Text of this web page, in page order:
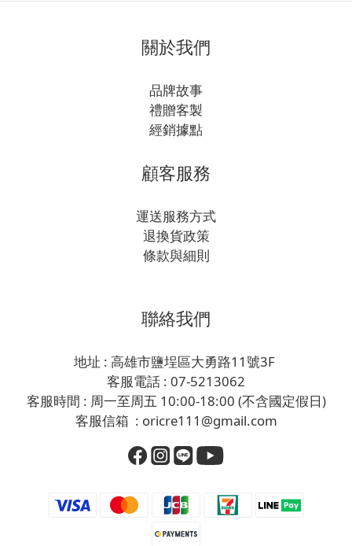
關於我們
品牌故事
禮贈客製
經銷據點
顧客服務
運送服務方式
退換貨政策
條款與細則
聯絡我們
地址 : 高雄市鹽埕區大勇路11號3F
客服電話 : 07-5213062
客服時間 : 周一至周五 10:00-18:00 (不含國定假日)
客服信箱 : oricre111@gmail.com